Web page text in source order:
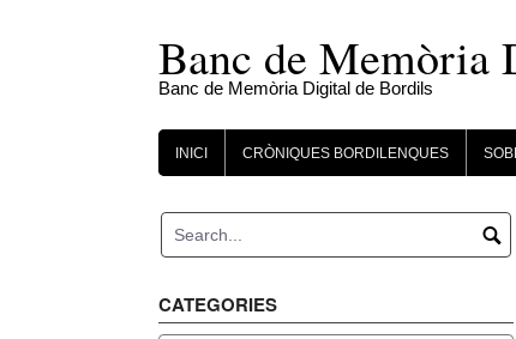
Banc de Memòria
Banc de Memòria Digital de Bordils
INICI CRÒNIQUES BORDILENQUES
CATEGORIES